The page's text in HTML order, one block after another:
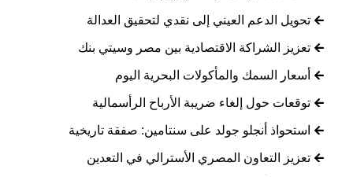
تحويل الدعم العيني إلى نقدي لتحقيق العدالة
تعزيز الشراكة الاقتصادية بين مصر وسيتي بنك
أسعار السمك والمأكولات البحرية اليوم
توقعات حول إلغاء ضريبة الأرباح الرأسمالية
استحواذ أنجلو جولد على سنتامين: صفقة تاريخية
تعزيز التعاون المصري الأسترالي في التعدين